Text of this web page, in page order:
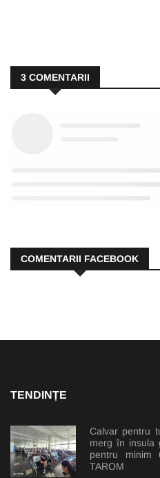
3 COMENTARII
COMENTARII FACEBOOK
TENDINȚE
Calvar pentru
merg în insula
pentru minim
TAROM